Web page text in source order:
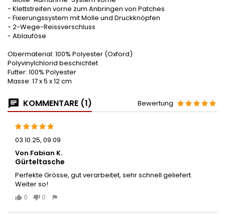
- Klettstreifen vorne zum Anbringen von Patches
- Fixierungssystem mit Molle und Druckknöpfen
- 2-Wege-Reissverschluss
- Ablauföse
Obermaterial: 100% Polyester (Oxford)
Polyvinylchlorid beschichtet
Futter: 100% Polyester
Masse: 17 x 5 x 12 cm
KOMMENTARE (1) Bewertung
03.10.25, 09:09
Von Fabian K.
Gürteltasche
Perfekte Grösse, gut verarbeitet, sehr schnell geliefert.
Weiter so!
0
0